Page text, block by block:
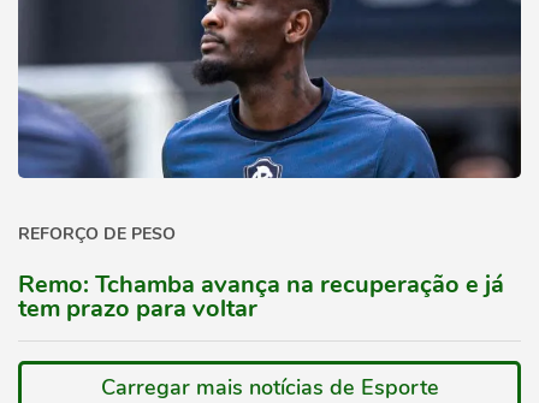
REFORÇO DE PESO
Remo: Tchamba avança na recuperação e já
tem prazo para voltar
Carregar mais notícias de Esporte